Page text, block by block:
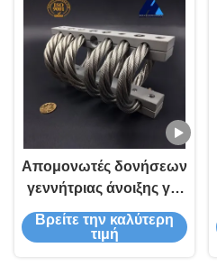
ISO9001:2015
Απομονωτές δονήσεων
γεννήτριας άνοιξης για
μονάδες hvac
Βρείτε την καλύτερη
τιμή